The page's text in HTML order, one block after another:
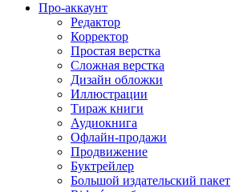
Про-аккаунт
Редактор
Корректор
Простая верстка
Сложная верстка
Дизайн обложки
Иллюстрации
Тираж книги
Аудиокнига
Офлайн-продажи
Продвижение
Буктрейлер
Большой издательский пакет